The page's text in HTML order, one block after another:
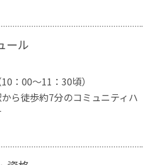
ール
：00～11：30頃）
ら徒歩約7分のコミュニティハ